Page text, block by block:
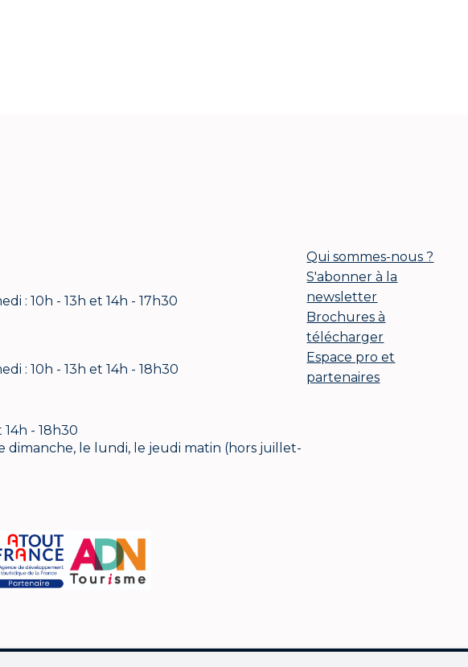
: 10h - 13h et 14h - 17h30
: 10h - 13h et 14h - 18h30
14h - 18h30
dimanche, le lundi, le jeudi matin (hors juillet-
Qui sommes-nous ?
S'abonner à la
newsletter
Brochures à
télécharger
Espace pro et
partenaires